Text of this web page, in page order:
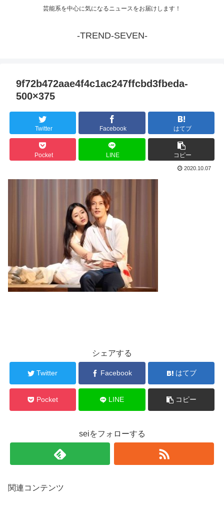
芸能系を中心に気になるニュースをお届けします！
-TREND-SEVEN-
9f72b472aae4f4c1ac247ffcbd3fbeda-
500×375
Twitter Facebook はてブ
Pocket LINE コピー
2020.10.07
シェアする
Twitter Facebook はてブ
Pocket LINE コピー
seiをフォローする
関連コンテンツ